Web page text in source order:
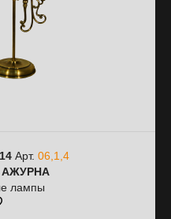
Арт. 06,1,4
АЖУРНА
лампы